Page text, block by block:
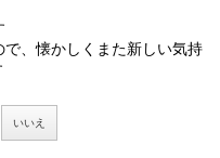
、懐かしくまた新しい気持
いいえ